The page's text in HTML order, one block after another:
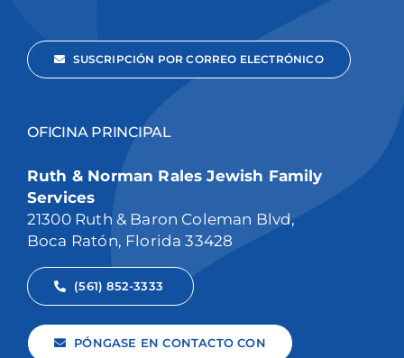
SUSCRIPCIÓN POR CORREO ELECTRÓNICO
OFICINA PRINCIPAL
Ruth & Norman Rales Jewish Family
Services
21300 Ruth & Baron Coleman Blvd,
Boca Ratón, Florida 33428
(561) 852-3333
PÓNGASE EN CONTACTO CON